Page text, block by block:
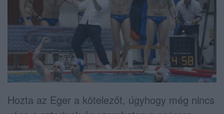
Hozta az Eger a kötelezőt, úgyhogy még nincs